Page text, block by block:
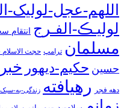
اللهم-عجل-لولیک-
لولیـڪ-الفـرج انتقام
مسلمان ترامپ حجت الاسلام
حسین حکیم-دیهور خبر
دهه فجر رهیافته زندگی-به-